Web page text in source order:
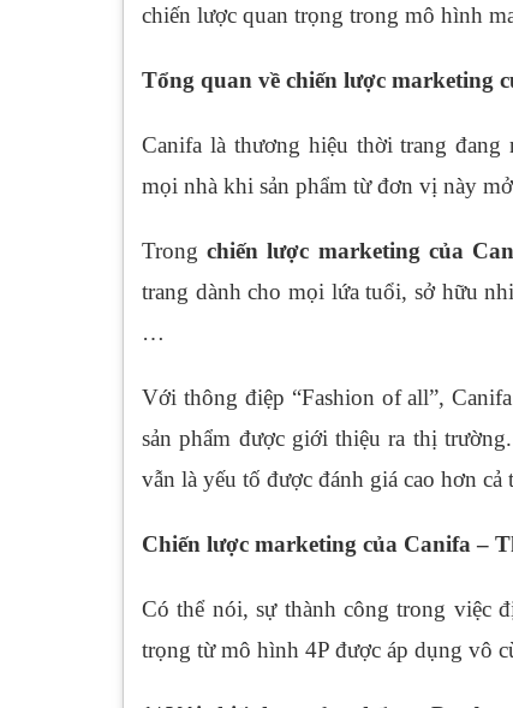
chiến lược quan trọng trong mô hình
Tổng quan về chiến lược marketing
Canifa là thương hiệu thời trang
mọi nhà khi sản phẩm từ đơn vị này
Trongchiến lược marketing của
trang dành cho mọi lứa tuổi, sở hữu
…
Với thông điệp “Fashion of all”,
sản phẩm được giới thiệu ra thị
vẫn là yếu tố được đánh giá cao hơn
Chiến lược marketing của Canifa –
Có thể nói, sự thành công trong việc
trọng từ mô hình 4P được áp dụng vô